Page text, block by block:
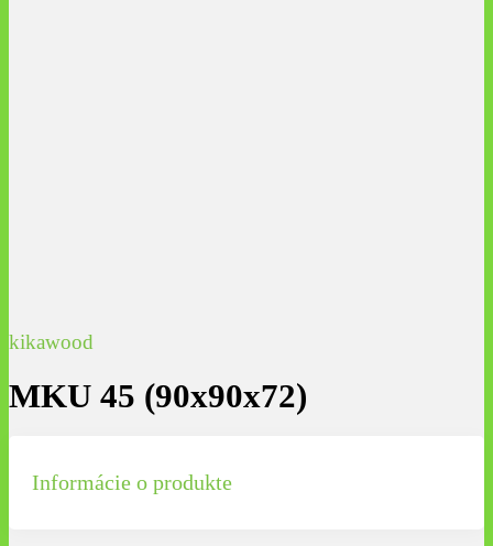
kikawood
MKU 45 (90x90x72)
Informácie o produkte